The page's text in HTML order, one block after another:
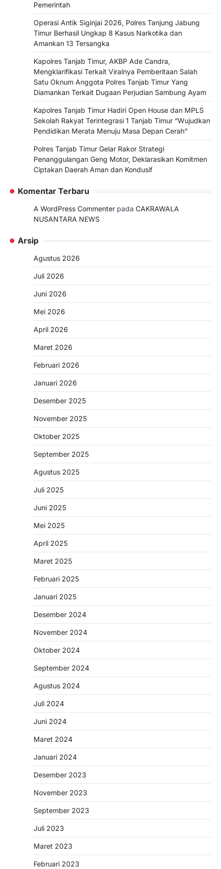
Pemerintah
Operasi Antik Siginjai 2026, Polres Tanjung Jabung
Timur Berhasil Ungkap 8 Kasus Narkotika dan
Amankan 13 Tersangka
Kapolres Tanjab Timur, AKBP Ade Candra,
Mengklarifikasi Terkait Viralnya Pemberitaan Salah
Satu Oknum Anggota Polres Tanjab Timur Yang
Diamankan Terkait Dugaan Perjudian Sambung Ayam
Kapolres Tanjab Timur Hadiri Open House dan MPLS
Sekolah Rakyat Terintegrasi 1 Tanjab Timur “Wujudkan
Pendidikan Merata Menuju Masa Depan Cerah”
Polres Tanjab Timur Gelar Rakor Strategi
Penanggulangan Geng Motor, Deklarasikan Komitmen
Ciptakan Daerah Aman dan Kondusif
Komentar Terbaru
A WordPress Commenter pada CAKRAWALA
NUSANTARA NEWS
Arsip
Agustus 2026
Juli 2026
Juni 2026
Mei 2026
April 2026
Maret 2026
Februari 2026
Januari 2026
Desember 2025
November 2025
Oktober 2025
September 2025
Agustus 2025
Juli 2025
Juni 2025
Mei 2025
April 2025
Maret 2025
Februari 2025
Januari 2025
Desember 2024
November 2024
Oktober 2024
September 2024
Agustus 2024
Juli 2024
Juni 2024
Maret 2024
Januari 2024
Desember 2023
November 2023
September 2023
Juli 2023
Maret 2023
Februari 2023